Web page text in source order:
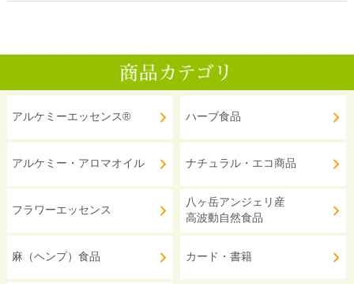
アルケミーエッセンス®
アルケミー・アロマオイル
フラワーエッセンス
麻（ヘンプ）食品
ハーブ食品
ナチュラル・エコ商品
八ヶ岳アンジェリ産
高波動自然食品
カード・書籍